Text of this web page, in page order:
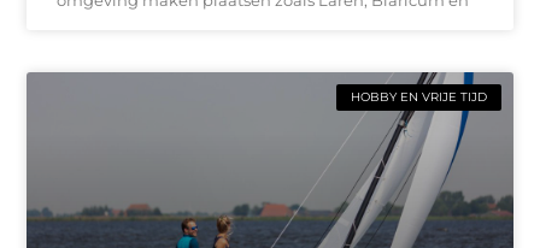
HOBBY EN VRIJE TIJD